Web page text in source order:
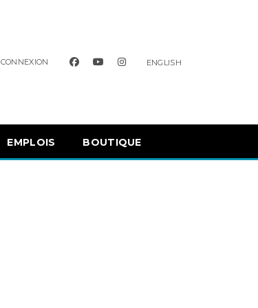
CONNEXION facebookyoutubeinstagramENGLISH
EMPLOIS BOUTIQUE